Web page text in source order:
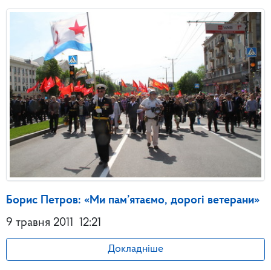
Борис Петров: «Ми пам’ятаємо, дорогі ветерани»
9 травня 2011
12:21
Докладніше